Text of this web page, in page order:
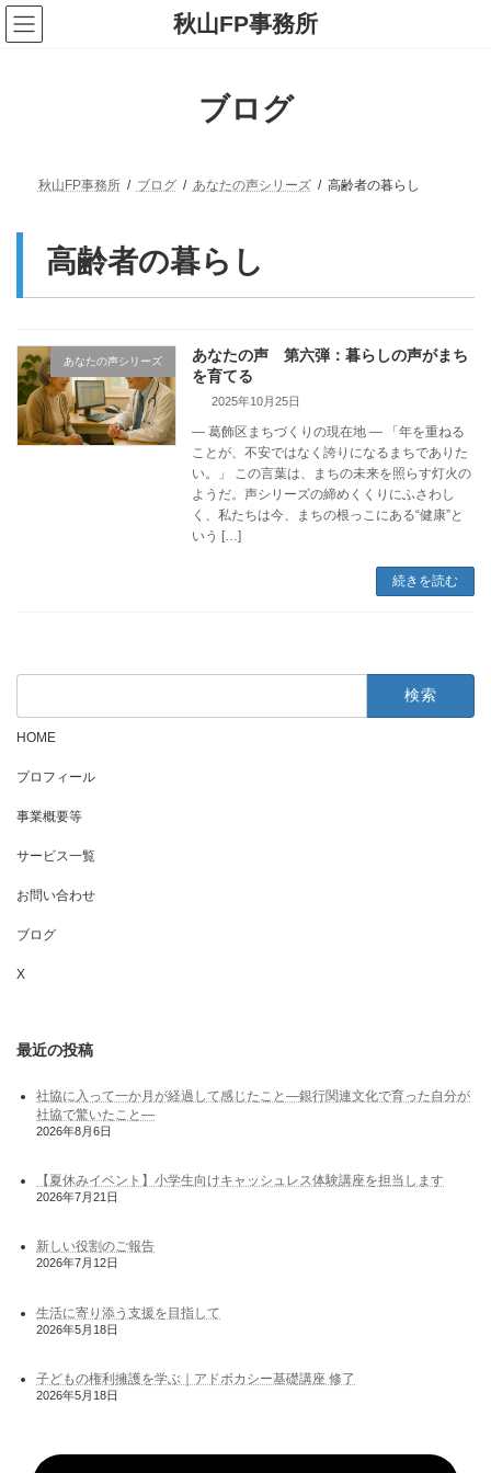
コ
ン
テ
ナ
ビ
ゲ
秋山FP事務所
ブログ
秋山FP事務所 ブログ あなたの声シリーズ 高齢者の暮らし
高齢者の暮らし
あなたの声シリーズ
あなたの声 第六弾：暮らしの声がまち
を育てる
2025年10月25日
― 葛飾区まちづくりの現在地 ― 「年を重ねる
ことが、不安ではなく誇りになるまちでありた
い。」 この言葉は、まちの未来を照らす灯火の
ようだ。声シリーズの締めくくりにふさわし
く、私たちは今、まちの根っこにある“健康”と
いう […]
続きを読む
検
HOME
プロフィール
事業概要等
サービス一覧
お問い合わせ
ブログ
X
最近の投稿
社協に入って一か月が経過して感じたこと―銀行関連文化で育った自分が
社協で驚いたこと―
2026年8月6日
【夏休みイベント】小学生向けキャッシュレス体験講座を担当します
2026年7月21日
新しい役割のご報告
2026年7月12日
生活に寄り添う支援を目指して
2026年5月18日
子どもの権利擁護を学ぶ｜アドボカシー基礎講座 修了
2026年5月18日